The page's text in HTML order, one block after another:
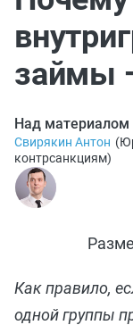
займы
Над материалом
Свирякин Антон (
контрсанкциям)
Как правило,
одной группы